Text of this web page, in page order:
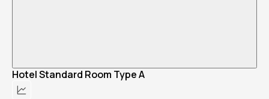
Hotel Standard Room Type A